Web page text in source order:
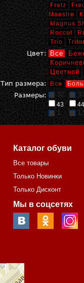
Fretz
Maestre
Magnus
Roccol
Trio
Цвет: Все
Цветной
Тип размера:
Все
Размеры: 32
43
44
1
Каталог обуви
Все товары
Только Новинки
Только Дисконт
Мы в соцсетях